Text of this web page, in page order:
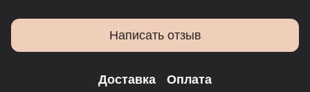
Написать отзыв
Доставка Оплата